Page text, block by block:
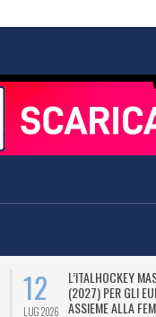
12
LUG 2026
L’ITALHOCKEY
(2027) PER GLI
ASSIEME ALLA